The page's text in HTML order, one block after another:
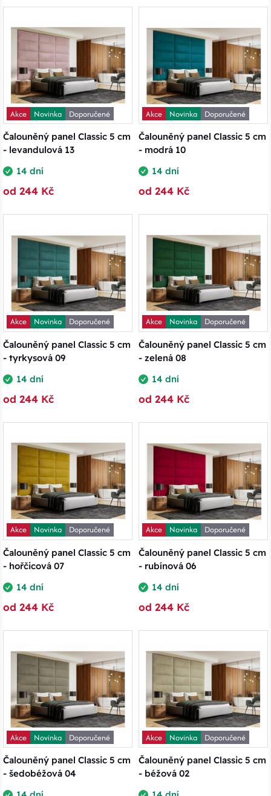
Akce Novinka
Doporučené
Čalouněný panel Classic 5 cm
- levandulová 13
14 dní
od 244 Kč
Akce Novinka
Doporučené
Čalouněný panel Classic 5 cm
- modrá 10
14 dní
od 244 Kč
Akce Novinka
Doporučené
Čalouněný panel Classic 5 cm
- tyrkysová 09
14 dní
od 244 Kč
Akce Novinka
Doporučené
Čalouněný panel Classic 5 cm
- zelená 08
14 dní
od 244 Kč
Akce Novinka
Doporučené
Čalouněný panel Classic 5 cm
- hořčicová 07
14 dní
od 244 Kč
Akce Novinka
Doporučené
Čalouněný panel Classic 5 cm
- rubínová 06
14 dní
od 244 Kč
Akce Novinka
Doporučené
Čalouněný panel Classic 5 cm
- šedobéžová 04
Akce Novinka
Doporučené
Čalouněný panel Classic 5 cm
- béžová 02